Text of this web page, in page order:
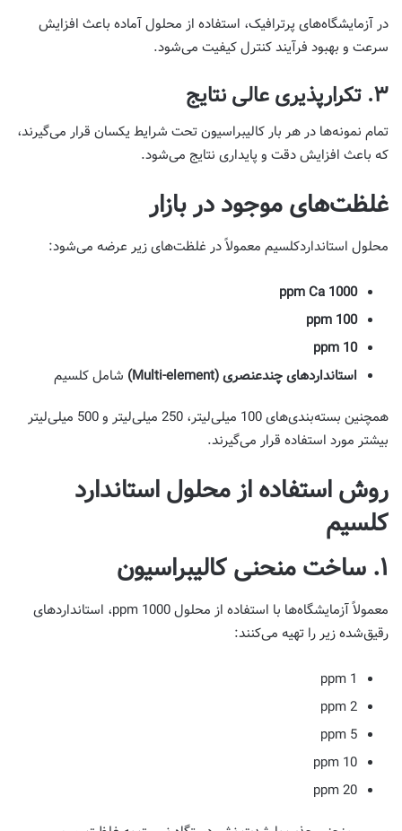
در آزمایشگاه‌های پرترافیک، استفاده از محلول آماده باعث افزایش
سرعت و بهبود فرآیند کنترل کیفیت می‌شود.
۳. تکرارپذیری عالی نتایج
تمام نمونه‌ها در هر بار کالیبراسیون تحت شرایط یکسان قرار می‌گیرند،
که باعث افزایش دقت و پایداری نتایج می‌شود.
غلظت‌های موجود در بازار
محلول استانداردکلسیم معمولاً در غلظت‌های زیر عرضه می‌شود:
1000 ppm Ca
100 ppm
10 ppm
استانداردهای چندعنصری (Multi-element)
شامل کلسیم
همچنین بسته‌بندی‌های 100 میلی‌لیتر، 250 میلی‌لیتر و 500 میلی‌لیتر
بیشتر مورد استفاده قرار می‌گیرند.
روش استفاده از محلول استاندارد
کلسیم
۱. ساخت منحنی کالیبراسیون
معمولاً آزمایشگاه‌ها با استفاده از محلول 1000 ppm، استانداردهای
رقیق‌شده‌ زیر را تهیه می‌کنند:
1 ppm
2 ppm
5 ppm
10 ppm
20 ppm